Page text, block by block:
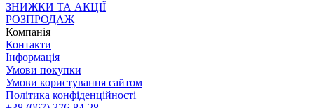
ЗНИЖКИ ТА АКЦІЇ
РОЗПРОДАЖ
Компанія
Контакти
Інформація
Умови покупки
Умови користування сайтом
Політика конфіденційності